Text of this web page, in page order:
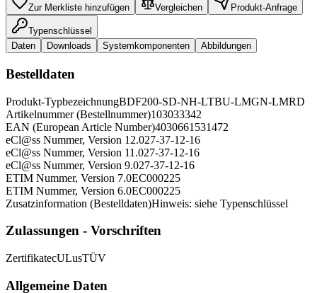
Zur Merkliste hinzufügen Vergleichen Produkt-Anfrage
Typenschlüssel
Daten
Downloads Systemkomponenten Abbildungen
Bestelldaten
Produkt-TypbezeichnungBDF200-SD-NH-LTBU-LMGN-LMRD
Artikelnummer (Bestellnummer)103033342
EAN (European Article Number)4030661531472
eCl@ss Nummer, Version 12.027-37-12-16
eCl@ss Nummer, Version 11.027-37-12-16
eCl@ss Nummer, Version 9.027-37-12-16
ETIM Nummer, Version 7.0EC000225
ETIM Nummer, Version 6.0EC000225
Zusatzinformation (Bestelldaten)Hinweis: siehe Typenschlüssel
Zulassungen - Vorschriften
ZertifikatecULusTÜV
Allgemeine Daten